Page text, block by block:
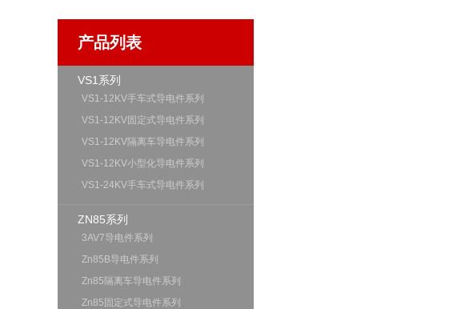
产品列表
VS1系列
VS1-12KV手车式导电件系列
VS1-12KV固定式导电件系列
VS1-12KV隔离车导电件系列
VS1-12KV小型化导电件系列
VS1-24KV手车式导电件系列
ZN85系列
3AV7导电件系列
Zn85B导电件系列
Zn85隔离车导电件系列
Zn85固定式导电件系列